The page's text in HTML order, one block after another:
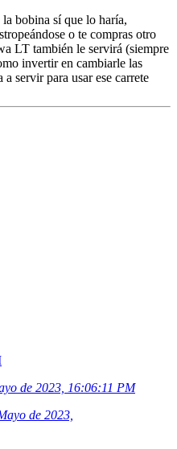
bobina sí que lo haría,
o te compras otro
LT también le servirá (siempre
invertir en cambiarle las
servir para usar ese carrete
de 2023, 16:06:11 PM
de 2023,